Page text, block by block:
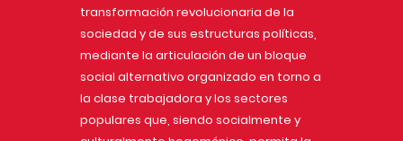
transformación revolucionaria de la
sociedad y de sus estructuras políticas,
mediante la articulación de un bloque
social alternativo organizado en torno a
la clase trabajadora y los sectores
populares que, siendo socialmente y